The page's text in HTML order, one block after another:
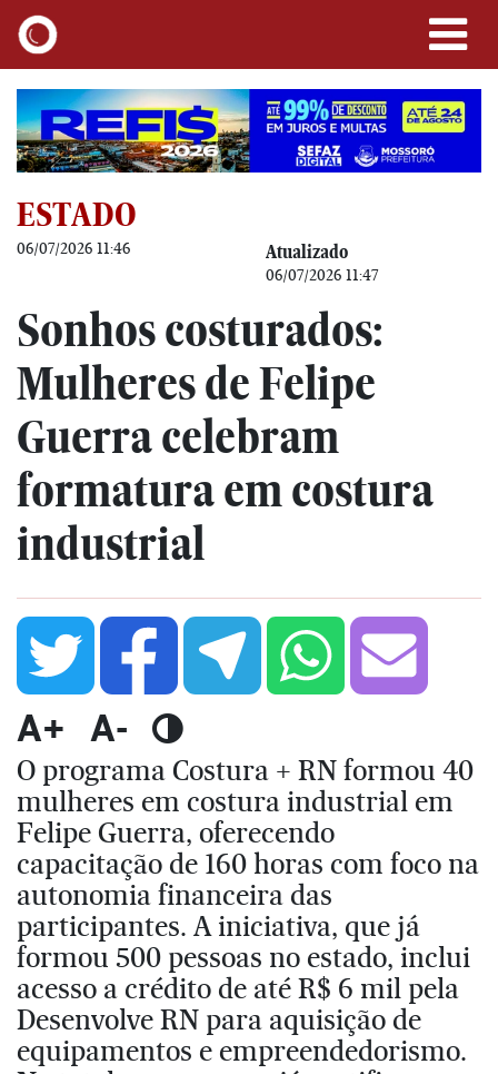
ESTADO
06/07/2026 11:46 Atualizado
06/07/2026 11:47
Sonhos costurados:
Mulheres de Felipe
Guerra celebram
formatura em costura
industrial
A+ A-
O programa Costura + RN formou 40
mulheres em costura industrial em
Felipe Guerra, oferecendo
capacitação de 160 horas com foco na
autonomia financeira das
participantes. A iniciativa, que já
formou 500 pessoas no estado, inclui
acesso a crédito de até R$ 6 mil pela
Desenvolve RN para aquisição de
equipamentos e empreendedorismo.